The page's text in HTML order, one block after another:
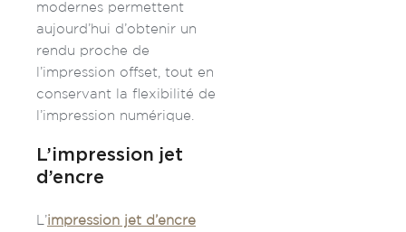
modernes permettent
aujourd’hui d’obtenir un
rendu proche de
l’impression offset, tout en
conservant la flexibilité de
l’impression numérique.
L’impression jet
d’encre
L’impression jet d’encre